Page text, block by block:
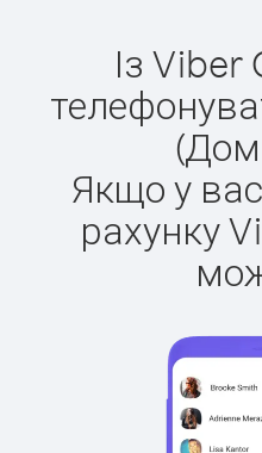
Із Viber
Якщо у
рахунку